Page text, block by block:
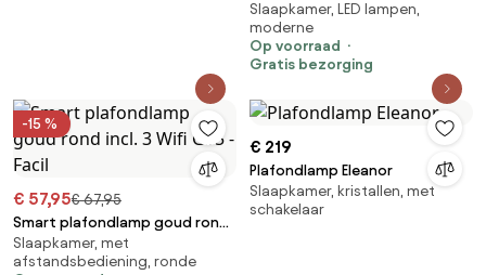
staps dimbaar 4-lichts - Lupolo
Slaapkamer, LED lampen,
moderne
Op voorraad
Gratis bezorging
-15 %
€ 57,95€ 67,95
Smart plafondlamp goud rond
incl. 3 Wifi G95 - Facil
Slaapkamer, met
afstandsbediening, ronde
€ 219
Plafondlamp Eleanor
Slaapkamer, kristallen, met
schakelaar